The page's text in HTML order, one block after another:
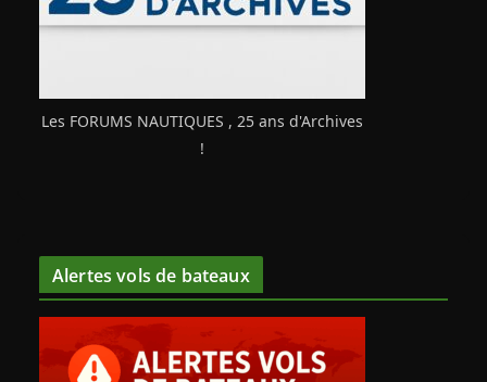
Les FORUMS NAUTIQUES , 25 ans d'Archives
!
Alertes vols de bateaux